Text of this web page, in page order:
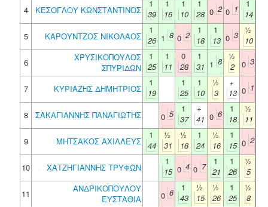
4 ΚΕΣΟΓΛΟΥ ΚΩΝΣΤΑΝΤΙΝΟΣ
1
39
1
16
1
10
1
28 0 2 0 1
1
14
5
ΚΑΡΟΥΝΤΖΟΣ ΝΙΚΟΛΑΟΣ
1
26 1 8 0 2
1
18
1
13 0 3
½
10
6
ΧΡΥΣΙΚΟΠΟΥΛΟΣ
ΣΠΥΡΙΔΩΝ
1
25
1
11
0
28
1
31 1 8
½
2
0 3
7 ΚΥΡΙΑΖΗΣ ΔΗΜΗΤΡΙΟΣ
1
19
1
25
1
10
½
3
+
13 0 1
8 ΣΑΚΑΓΙΑΝΝΗΣ ΠΑΝΑΓΙΩΤΗΣ 0 5
1
37
+
41 0 6
1
18
½
11
9
ΜΗΤΣΑΚΟΣ ΑΧΙΛΛΕΥΣ
1
44
½
31
½
18
1
24
½
16
1
15 0 2
10 ΧΑΤΖΗΓΙΑΝΝΗΣ ΤΡΥΦΩΝ
1
15 0 4 0 7
1
21
1
26
½
5
11
ΑΝΔΡΙΚΟΠΟΥΛΟΥ
ΕΥΣΤΑΘΙΑ
0 6
1
43
½
15
½
26
1
25
½
8